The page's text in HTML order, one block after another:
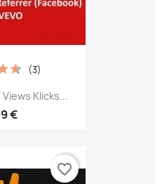
Views Klicks...
€
(3)
favorite_border